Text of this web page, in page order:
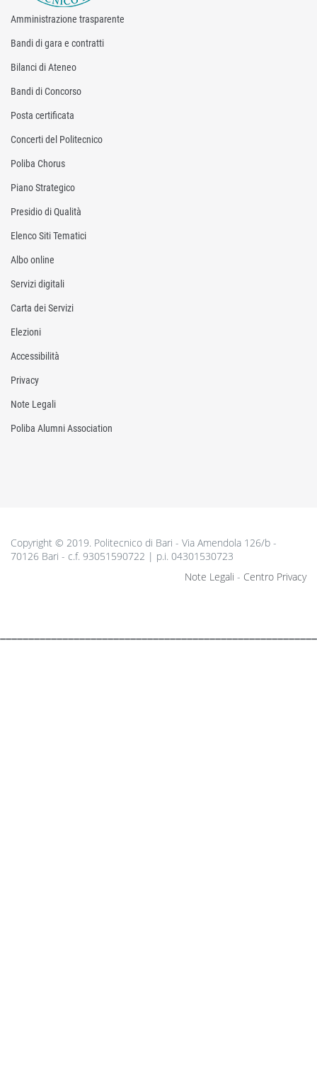
Amministrazione trasparente
Bandi di gara e contratti
Bilanci di Ateneo
Bandi di Concorso
Posta certificata
Concerti del Politecnico
Poliba Chorus
Piano Strategico
Presidio di Qualità
Elenco Siti Tematici
Albo online
Servizi digitali
Carta dei Servizi
Elezioni
Accessibilità
Privacy
Note Legali
Poliba Alumni Association
Copyright © 2019. Politecnico di Bari - Via Amendola 126/b -
70126 Bari - c.f. 93051590722 | p.i. 04301530723
Note Legali - Centro Privacy